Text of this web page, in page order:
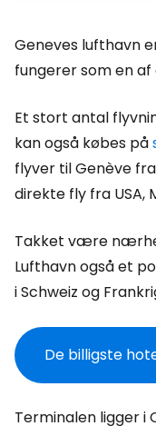
Geneves lufthavn
fungerer som en
Et stort antal
kan også købes på
flyver til Genève
direkte fly fra USA,
Takket være
Lufthavn også et
i Schweiz og
De billigste
Terminalen ligger